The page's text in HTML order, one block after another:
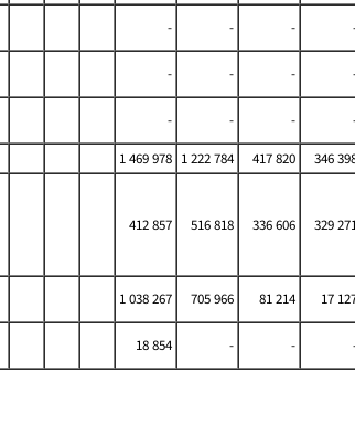
- - -
- - -
- - -
1 469 978 1 222 784 417 820
346
412 857 516 818 336 606 329
1 038 267 705 966 81 214
17
18 854 - -